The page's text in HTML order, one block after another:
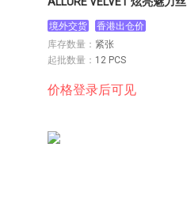
境外交货
香港出仓价
库存数量： 紧张
起批数量： 12 PCS
价格登录后可见